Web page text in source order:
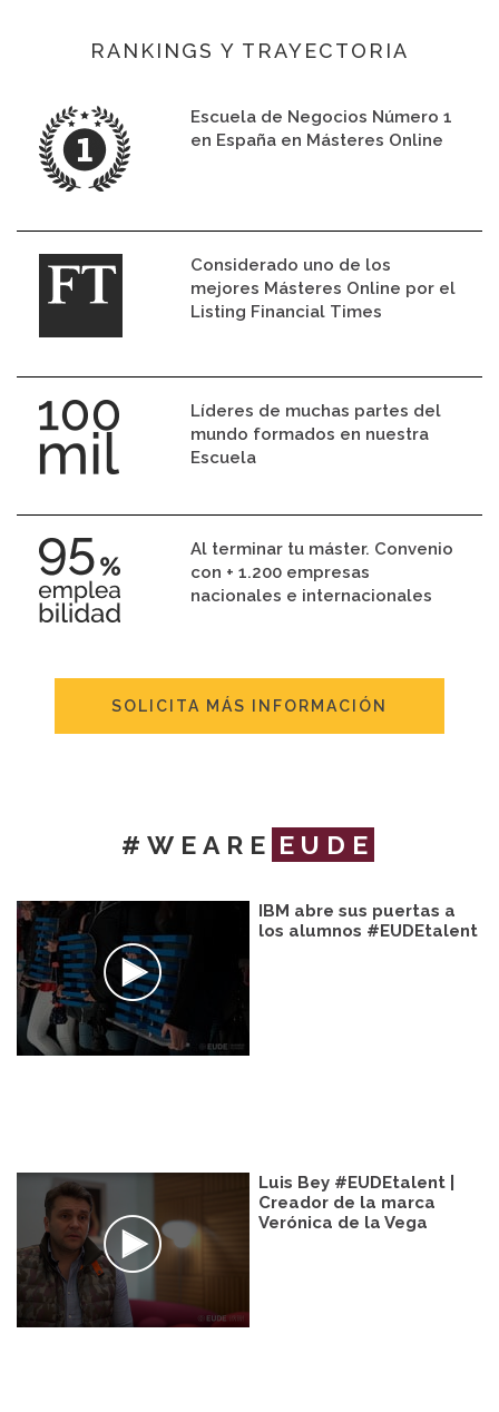
RANKINGS Y TRAYECTORIA
Escuela de Negocios Número 1
en España en Másteres Online
Considerado uno de los
mejores Másteres Online por el
Listing Financial Times
Líderes de muchas partes del
mundo formados en nuestra
Escuela
Al terminar tu máster. Convenio
con + 1.200 empresas
nacionales e internacionales
SOLICITA MÁS INFORMACIÓN
#WEARE EUDE
IBM abre sus puertas a
los alumnos #EUDEtalent
Luis Bey #EUDEtalent |
Creador de la marca
Verónica de la Vega